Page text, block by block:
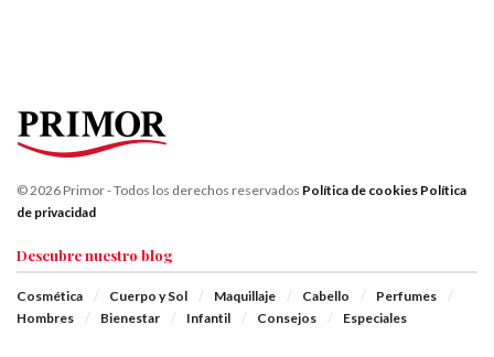
© 2026 Primor - Todos los derechos reservados Política de cookies Política
de privacidad
Descubre nuestro blog
Cosmética Cuerpo y Sol Maquillaje Cabello
Perfumes
Hombres
Bienestar Infantil Consejos Especiales